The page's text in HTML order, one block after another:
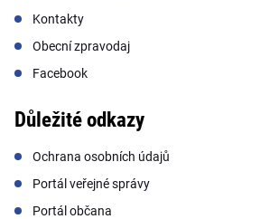
Kontakty
Obecní zpravodaj
Facebook
Důležité odkazy
Ochrana osobních údajů
Portál veřejné správy
Portál občana